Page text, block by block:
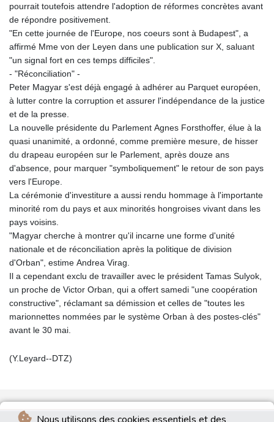
pourrait toutefois attendre l'adoption de réformes concrètes avant
de répondre positivement.
"En cette journée de l'Europe, nos coeurs sont à Budapest", a
affirmé Mme von der Leyen dans une publication sur X, saluant
"un signal fort en ces temps difficiles".
- "Réconciliation" -
Peter Magyar s'est déjà engagé à adhérer au Parquet européen,
à lutter contre la corruption et assurer l'indépendance de la justice
et de la presse.
La nouvelle présidente du Parlement Agnes Forsthoffer, élue à la
quasi unanimité, a ordonné, comme première mesure, de hisser
du drapeau européen sur le Parlement, après douze ans
d'absence, pour marquer "symboliquement" le retour de son pays
vers l'Europe.
La cérémonie d'investiture a aussi rendu hommage à l'importante
minorité rom du pays et aux minorités hongroises vivant dans les
pays voisins.
"Magyar cherche à montrer qu'il incarne une forme d'unité
nationale et de réconciliation après la politique de division
d'Orban", estime Andrea Virag.
Il a cependant exclu de travailler avec le président Tamas Sulyok,
un proche de Victor Orban, qui a offert samedi "une coopération
constructive", réclamant sa démission et celles de "toutes les
marionnettes nommées par le système Orban à des postes‑clés"
avant le 30 mai.
(Y.Leyard--DTZ)